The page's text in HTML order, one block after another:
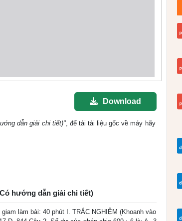
Download
dẫn giải chi tiết)", để tải tài liệu gốc về máy hãy
hướng dẫn giải chi tiết)
làm bài: 40 phút I. TRẮC NGHIỆM (Khoanh vào